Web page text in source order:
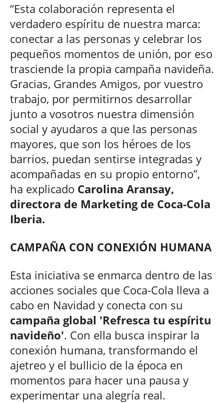
“Esta colaboración representa el
verdadero espíritu de nuestra marca:
conectar a las personas y celebrar los
pequeños momentos de unión, por eso
trasciende la propia campaña navideña.
Gracias, Grandes Amigos, por vuestro
trabajo, por permitirnos desarrollar
junto a vosotros nuestra dimensión
social y ayudaros a que las personas
mayores, que son los héroes de los
barrios, puedan sentirse integradas y
acompañadas en su propio entorno”,
ha explicado Carolina Aransay,
directora de Marketing de Coca-Cola
Iberia.
CAMPAÑA CON CONEXIÓN HUMANA
Esta iniciativa se enmarca dentro de las
acciones sociales que Coca-Cola lleva a
cabo en Navidad y conecta con su
campaña global 'Refresca tu espíritu
navideño'. Con ella busca inspirar la
conexión humana, transformando el
ajetreo y el bullicio de la época en
momentos para hacer una pausa y
experimentar una alegría real.